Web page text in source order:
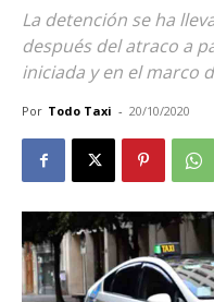
La detención se ha
después del atraco a
iniciada y en el marco
Por Todo Taxi - 20/10/2020